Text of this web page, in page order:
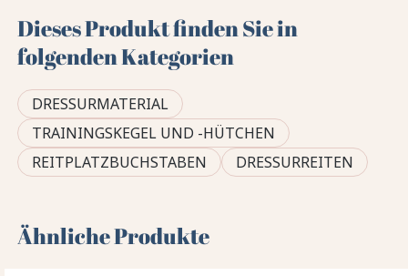
Dieses Produkt finden Sie in
folgenden Kategorien
DRESSURMATERIAL
TRAININGSKEGEL UND -HÜTCHEN
REITPLATZBUCHSTABEN
DRESSURREITEN
Ähnliche Produkte